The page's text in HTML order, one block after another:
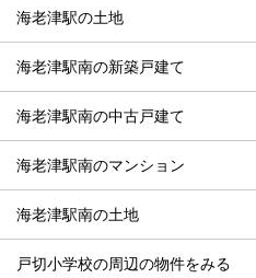
海老津駅の土地
海老津駅南の新築戸建て
海老津駅南の中古戸建て
海老津駅南のマンション
海老津駅南の土地
戸切小学校の周辺の物件をみる